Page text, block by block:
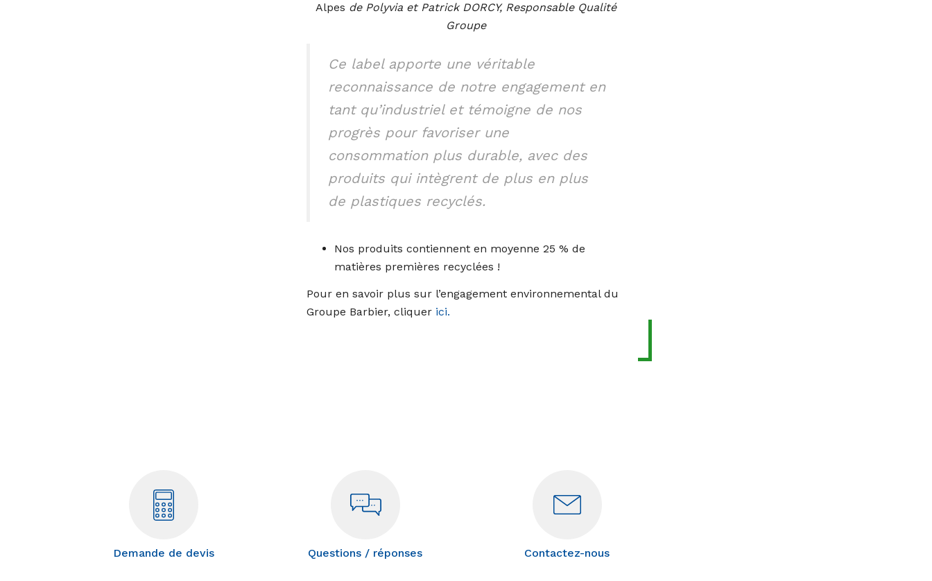
Alpes de Polyvia et Patrick DORCY, Responsable Qualité
Groupe
Ce label apporte une véritable
reconnaissance de notre engagement en
tant qu’industriel et témoigne de nos
progrès pour favoriser une
consommation plus durable, avec des
produits qui intègrent de plus en plus
de plastiques recyclés.
Nos produits contiennent en moyenne 25 % de
matières premières recyclées !
Pour en savoir plus sur l’engagement environnemental du
Groupe Barbier, cliquer ici.
Demande de devis Questions / réponses Contactez-nous